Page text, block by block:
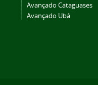
Avançado Cataguases
Avançado Ubá